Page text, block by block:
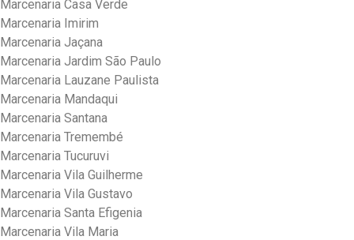
Marcenaria Casa Verde
Marcenaria Imirim
Marcenaria Jaçana
Marcenaria Jardim São Paulo
Marcenaria Lauzane Paulista
Marcenaria Mandaqui
Marcenaria Santana
Marcenaria Tremembé
Marcenaria Tucuruvi
Marcenaria Vila Guilherme
Marcenaria Vila Gustavo
Marcenaria Santa Efigenia
Marcenaria Vila Maria